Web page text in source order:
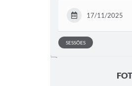
17/11/2025
SESSÕES